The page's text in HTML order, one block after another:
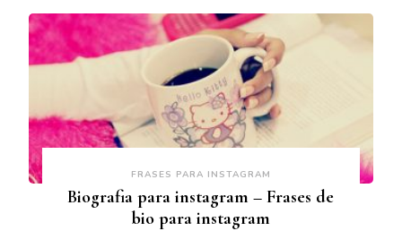
FRASES PARA INSTAGRAM
Biografia para instagram – Frases de
bio para instagram